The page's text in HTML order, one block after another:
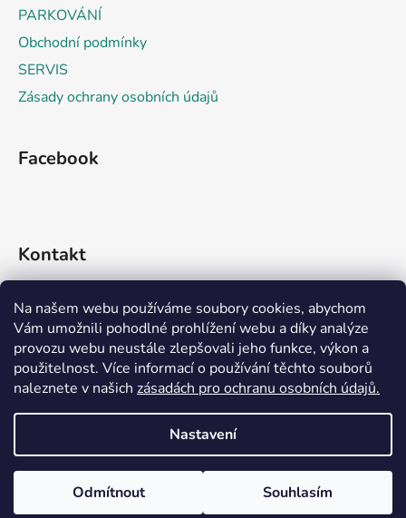
Na našem webu používáme soubory cookies, abychom
Vám umožnili pohodlné prohlížení webu a díky analýze
provozu webu neustále zlepšovali jeho funkce, výkon a
použitelnost. Více informací o používání těchto souborů
naleznete v našich zásadách pro ochranu osobních údajů.
Nastavení
Odmítnout Souhlasím
PARKOVÁNÍ
Obchodní podmínky
SERVIS
Zásady ochrany osobních údajů
Facebook
Kontakt
info@rideko.cz
+420 721 360 992
Vytvořil Shoptet
Copyright 2026RIDEKO bike shop. Všechna práva